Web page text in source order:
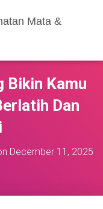
Mata &
Bikin Kamu
Dan
December 11, 2025